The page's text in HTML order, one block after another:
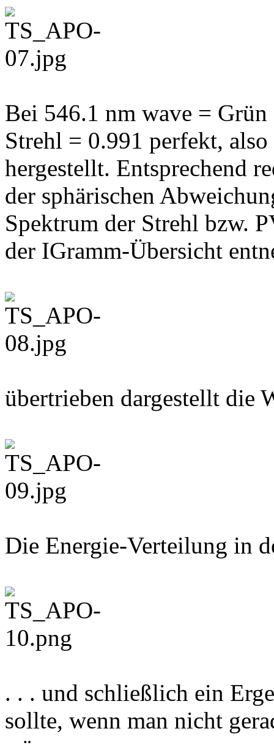
Bei 546.1 nm wave =
Strehl = 0.991 perfekt,
hergestellt. Entsprechend
der sphärischen
Spektrum der Strehl bzw.
der IGramm-Übersicht
übertrieben dargestellt die
Die Energie-Verteilung in
. . . und schließlich ein
sollte, wenn man nicht